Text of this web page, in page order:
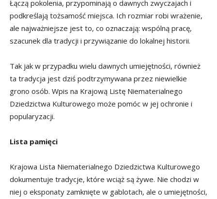
Łączą pokolenia, przypominają o dawnych zwyczajach i
podkreślają tożsamość miejsca. Ich rozmiar robi wrażenie,
ale najważniejsze jest to, co oznaczają: wspólną pracę,
szacunek dla tradycji i przywiązanie do lokalnej historii.
Tak jak w przypadku wielu dawnych umiejętności, również
ta tradycja jest dziś podtrzymywana przez niewielkie
grono osób. Wpis na Krajową Listę Niematerialnego
Dziedzictwa Kulturowego może pomóc w jej ochronie i
popularyzacji.
Lista pamięci
Krajowa Lista Niematerialnego Dziedzictwa Kulturowego
dokumentuje tradycje, które wciąż są żywe. Nie chodzi w
niej o eksponaty zamknięte w gablotach, ale o umiejętności,